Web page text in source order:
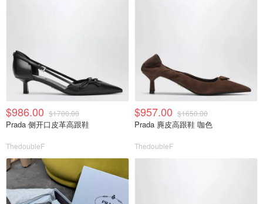
$986.00 $1700.00
Prada 侧开口皮革高跟鞋
ThedoubleF
$957.00 $1650.00
Prada 麂皮高跟鞋 咖色
ThedoubleF